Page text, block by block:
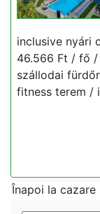
inclusive nyári
46.566 Ft / fő
szállodai
fitness terem /
Înapoi la cazare